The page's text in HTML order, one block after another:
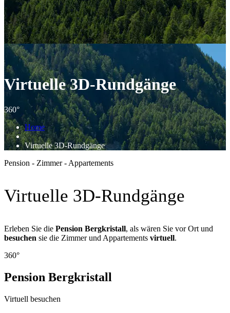
Virtuelle 3D-Rundgänge
360°
Home
Virtuelle 3D-Rundgänge
Pension - Zimmer - Appartements
Virtuelle 3D-Rundgänge
Erleben Sie die Pension Bergkristall, als wären Sie vor Ort und
besuchen sie die Zimmer und Appartements virtuell.
360°
Pension Bergkristall
Virtuell besuchen